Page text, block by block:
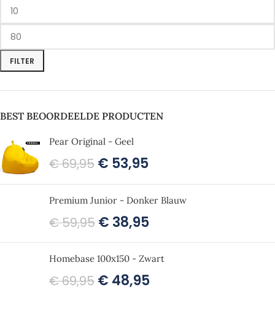
FILTER
BEST BEOORDEELDE PRODUCTEN
Pear Original - Geel
€69,95 € 53,95
Premium Junior - Donker Blauw
€59,95 € 38,95
Homebase 100x150 - Zwart
€69,95 € 48,95